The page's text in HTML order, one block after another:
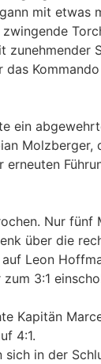
mit etwas
zunehmender
das
ein
Molzberger,
erneuten
Nur fünf
über die
Leon
3:1
Kapitän
4:1.
in der